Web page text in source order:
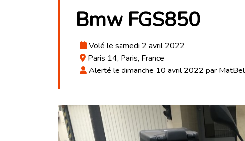
Bmw FGS850
Volé le samedi 2 avril 2022
Paris 14, Paris, France
Alerté le dimanche 10 avril 2022 par MatBel